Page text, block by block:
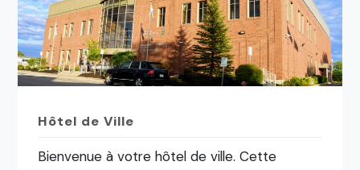
Hôtel de Ville
Bienvenue à votre hôtel de ville. Cette